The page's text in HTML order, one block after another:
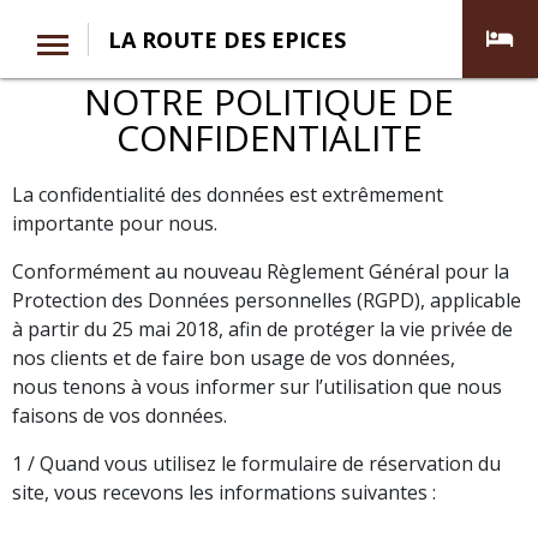
LA ROUTE DES EPICES
NOTRE POLITIQUE DE
CONFIDENTIALITE
La confidentialité des données est extrêmement
importante pour nous.
Conformément au nouveau Règlement Général pour la
Protection des Données personnelles (RGPD), applicable
à partir du 25 mai 2018, afin de protéger la vie privée de
nos clients et de faire bon usage de vos données,
nous tenons à vous informer sur l’utilisation que nous
faisons de vos données.
1 / Quand vous utilisez le formulaire de réservation du
site, vous recevons les informations suivantes :